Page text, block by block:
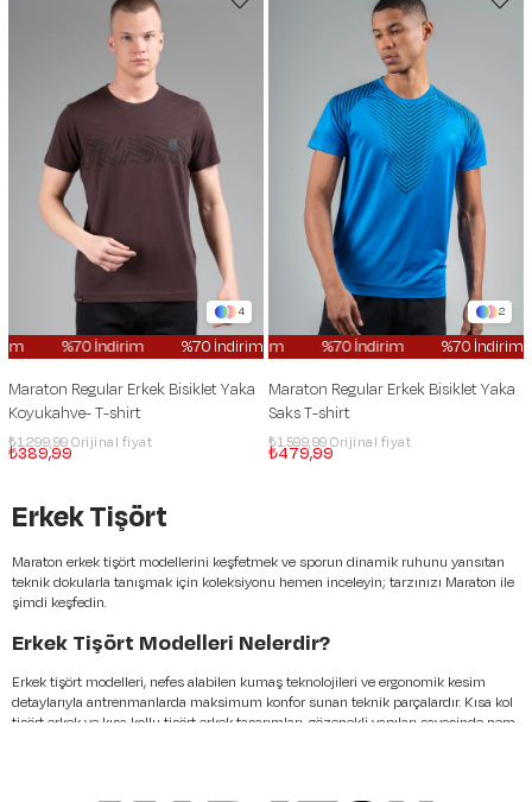
4
%70 İndirim %70 İndirim %70 İndirim %70 İndirim
Maraton Regular Erkek Bisiklet Yaka
Koyukahve- T-shirt
₺389,99
₺1.299,99
2
%70 İndirim %70 İndirim
%70 İndirim
Maraton Regular Erkek Bisiklet Yaka
Saks T-shirt
₺479,99
₺1.599,99
Erkek Tişört
Maraton erkek tişört modellerini keşfetmek ve sporun dinamik ruhunu yansıtan
teknik dokularla tanışmak için koleksiyonu hemen inceleyin; tarzınızı Maraton ile
şimdi keşfedin.
Erkek Tişört Modelleri Nelerdir?
Erkek tişört modelleri, nefes alabilen kumaş teknolojileri ve ergonomik kesim
detaylarıyla antrenmanlarda maksimum konfor sunan teknik parçalardır. Kısa kol
tişört erkek ve kısa kollu tişört erkek tasarımları, gözenekli yapıları sayesinde nem